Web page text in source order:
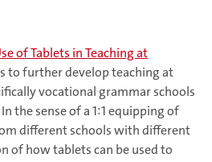
of Tablets in Teaching at
to further develop teaching at
vocational grammar schools
the sense of a 1:1 equipping of
different schools with different
of how tablets can be used to